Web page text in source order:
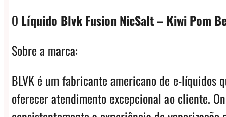
O Líquido Blvk Fusion NicSalt – Kiwi Pom
Sobre a marca:
BLVK é um fabricante americano de e-
oferecer atendimento excepcional ao cliente.